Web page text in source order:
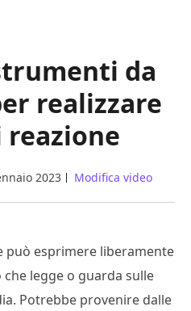
da
realizzare
reazione
2023 Modifica video
può esprimere liberamente
legge o guarda sulle
Potrebbe provenire dalle